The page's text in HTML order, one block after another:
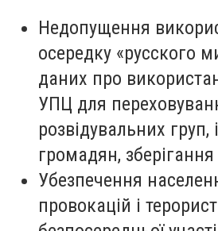
Недопущення
осередку «русского
даних про
УПЦ для
розвідувальних груп,
громадян,
Убезпечення
провокацій і